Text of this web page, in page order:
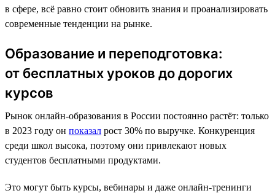
в сфере, всё равно стоит обновить знания и проанализировать
современные тенденции на рынке.
Образование и переподготовка:
от бесплатных уроков до дорогих
курсов
Рынок онлайн-образования в России постоянно растёт: только
в 2023 году он показал рост 30% по выручке. Конкуренция
среди школ высока, поэтому они привлекают новых
студентов бесплатными продуктами.
Это могут быть курсы, вебинары и даже онлайн-тренинги